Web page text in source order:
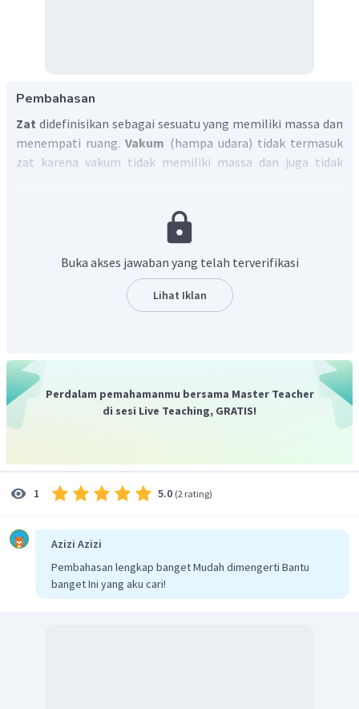
Pembahasan
Zat didefinisikan sebagai sesuatu yang memiliki massa dan
menempati ruang.Vakum (hampa udara) tidak termasuk
zat karena vakum tidak memiliki massa dan juga tidak
Buka akses jawaban yang telah terverifikasi
Lihat Iklan
Perdalam pemahamanmu bersama Master Teacher
di sesi Live Teaching, GRATIS!
1 5.0 (2 rating)
Azizi Azizi
Pembahasan lengkap banget Mudah dimengerti Bantu
banget Ini yang aku cari!